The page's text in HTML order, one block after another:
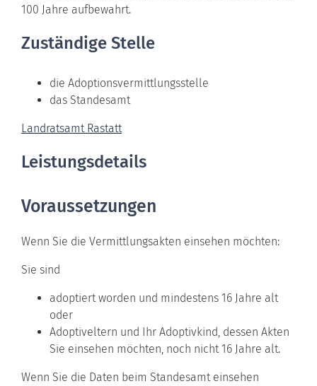
100 Jahre aufbewahrt.
Zuständige Stelle
die Adoptionsvermittlungsstelle
das Standesamt
Landratsamt Rastatt
Leistungsdetails
Voraussetzungen
Wenn Sie die Vermittlungsakten einsehen möchten:
Sie sind
adoptiert worden und mindestens 16 Jahre alt
oder
Adoptiveltern und Ihr Adoptivkind, dessen Akten
Sie einsehen möchten, noch nicht 16 Jahre alt.
Wenn Sie die Daten beim Standesamt einsehen